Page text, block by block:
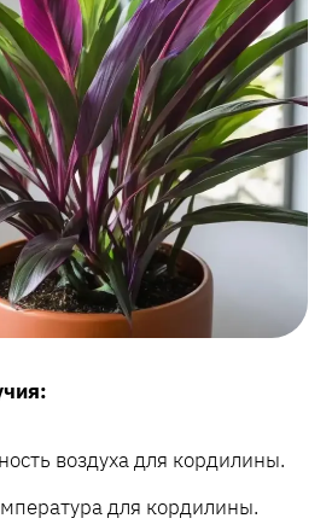
воздуха для кордилины.
для кордилины.